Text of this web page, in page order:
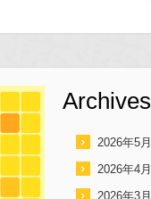
Archives
2026年5月
2026年4月
2026年3月